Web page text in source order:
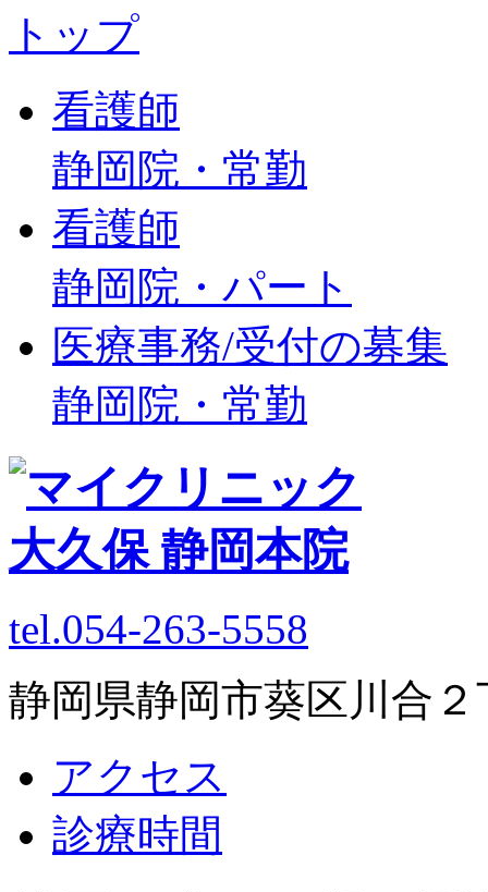
トップ
看護師
静岡院・常勤
看護師
静岡院・パート
医療事務/受付の募集
静岡院・常勤
tel.054-263-5558
静岡県静岡市葵区川合２
アクセス
診療時間